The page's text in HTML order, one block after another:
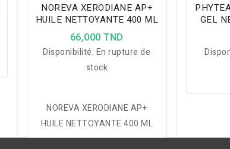
NOREVA XERODIANE AP+
HUILE NETTOYANTE 400 ML
66,000 TND
Disponibilité: En rupture de
stock
NOREVA XERODIANE AP+
HUILE NETTOYANTE 400 ML
GEL